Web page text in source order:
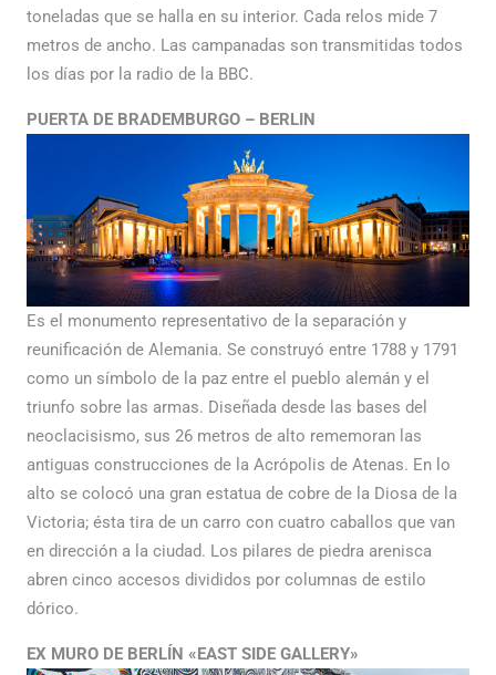
toneladas que se halla en su interior. Cada relos mide 7
metros de ancho. Las campanadas son transmitidas todos
los días por la radio de la BBC.
PUERTA DE BRADEMBURGO – BERLIN
Es el monumento representativo de la separación y
reunificación de Alemania. Se construyó entre 1788 y 1791
como un símbolo de la paz entre el pueblo alemán y el
triunfo sobre las armas. Diseñada desde las bases del
neoclacisismo, sus 26 metros de alto rememoran las
antiguas construcciones de la Acrópolis de Atenas. En lo
alto se colocó una gran estatua de cobre de la Diosa de la
Victoria; ésta tira de un carro con cuatro caballos que van
en dirección a la ciudad. Los pilares de piedra arenisca
abren cinco accesos divididos por columnas de estilo
dórico.
EX MURO DE BERLÍN «EAST SIDE GALLERY»